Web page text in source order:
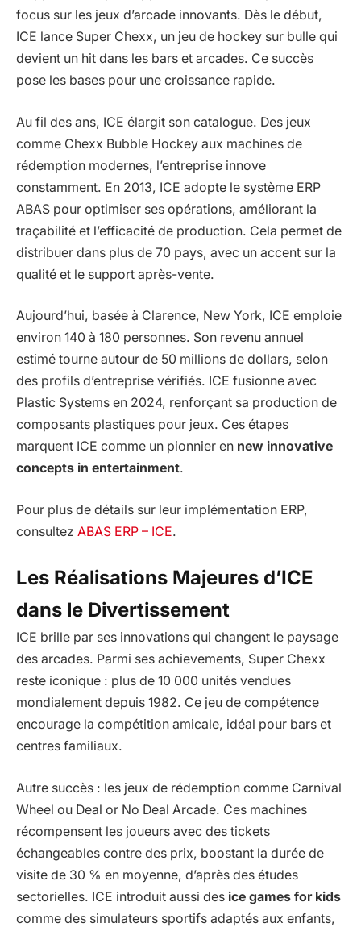
focus sur les jeux d’arcade innovants. Dès le début,
ICE lance Super Chexx, un jeu de hockey sur bulle qui
devient un hit dans les bars et arcades. Ce succès
pose les bases pour une croissance rapide.
Au fil des ans, ICE élargit son catalogue. Des jeux
comme Chexx Bubble Hockey aux machines de
rédemption modernes, l’entreprise innove
constamment. En 2013, ICE adopte le système ERP
ABAS pour optimiser ses opérations, améliorant la
traçabilité et l’efficacité de production. Cela permet de
distribuer dans plus de 70 pays, avec un accent sur la
qualité et le support après-vente.
Aujourd’hui, basée à Clarence, New York, ICE emploie
environ 140 à 180 personnes. Son revenu annuel
estimé tourne autour de 50 millions de dollars, selon
des profils d’entreprise vérifiés. ICE fusionne avec
Plastic Systems en 2024, renforçant sa production de
composants plastiques pour jeux. Ces étapes
marquent ICE comme un pionnier en new innovative
concepts in entertainment.
Pour plus de détails sur leur implémentation ERP,
consultez ABAS ERP – ICE.
Les Réalisations Majeures d’ICE
dans le Divertissement
ICE brille par ses innovations qui changent le paysage
des arcades. Parmi ses achievements, Super Chexx
reste iconique : plus de 10 000 unités vendues
mondialement depuis 1982. Ce jeu de compétence
encourage la compétition amicale, idéal pour bars et
centres familiaux.
Autre succès : les jeux de rédemption comme Carnival
Wheel ou Deal or No Deal Arcade. Ces machines
récompensent les joueurs avec des tickets
échangeables contre des prix, boostant la durée de
visite de 30 % en moyenne, d’après des études
sectorielles. ICE introduit aussi des ice games for kids
comme des simulateurs sportifs adaptés aux enfants,